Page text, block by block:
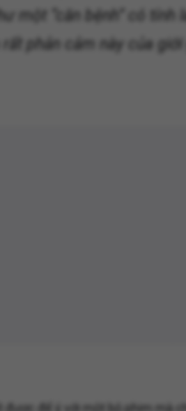
một “căn bệnh” có
phản cảm này của giới
để ý với một bộ phim mà